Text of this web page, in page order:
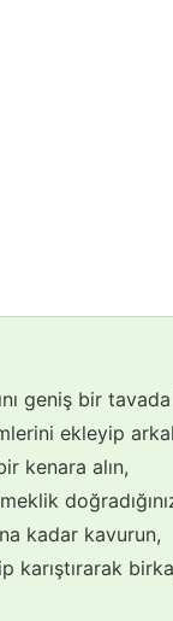
geniş bir tavada
ekleyip
kenara alın,
kadar kavurun,
karıştırarak